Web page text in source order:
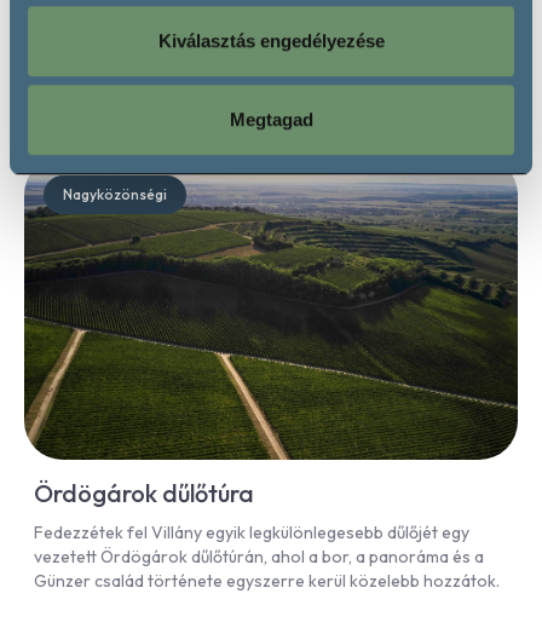
Kiválasztás engedélyezése
Megtagad
Villányi borvidék
2026. június 01. - 2026. október 31.
Nagyközönségi
Ördögárok dűlőtúra
Fedezzétek fel Villány egyik legkülönlegesebb dűlőjét egy
vezetett Ördögárok dűlőtúrán, ahol a bor, a panoráma és a
Günzer család története egyszerre kerül közelebb hozzátok.